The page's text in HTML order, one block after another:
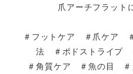
爪アーチフラット
＃フットケア ＃爪ケア
法 ＃ポドストライプ
＃角質ケア ＃魚の目 ＃